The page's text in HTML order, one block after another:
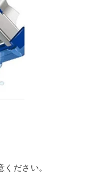
ださい。